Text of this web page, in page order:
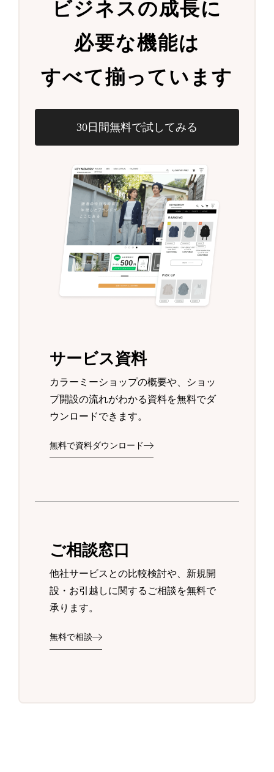
ビジネスの成長に
必要な機能は
すべて揃っています
30日間無料で試してみる
サービス資料
カラーミーショップの概要や、ショッ
プ開設の流れがわかる資料を無料でダ
ウンロードできます。
無料で資料ダウンロード
ご相談窓口
他社サービスとの比較検討や、新規開
設・お引越しに関するご相談を無料で
承ります。
無料で相談